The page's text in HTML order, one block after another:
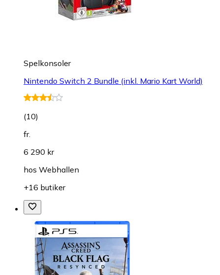
Spelkonsoler
Nintendo Switch 2 Bundle (inkl. Mario Kart World)
(10)
fr.
6 290 kr
hos Webhallen
+16 butiker